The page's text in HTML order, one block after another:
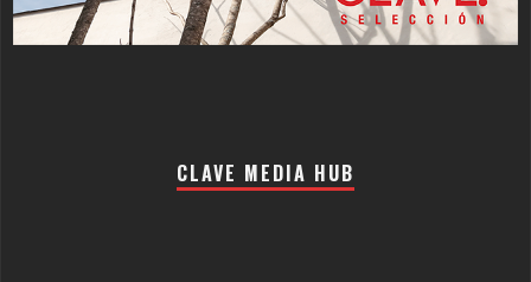
CLAVE MEDIA HUB